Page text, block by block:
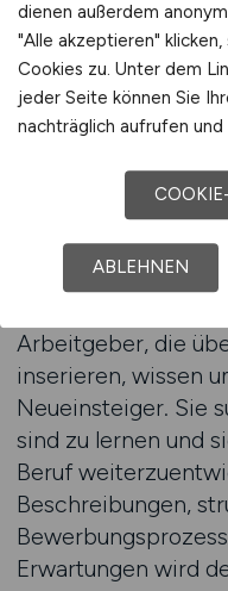
Viele
vorhandenen
Empathie,
oder
vorherigen
digitalen
individuell
hervorheben, um
Arbeitgeber, die
inserieren, wissen
Neueinsteiger. Sie
sind zu lernen und
Beruf
Beschreibungen,
Erwartungen wird
dienen außerdem
"Alle akzeptieren"
Cookies zu. Unter dem
jeder Seite können Sie
nachträglich aufrufen und
ABLEHNEN